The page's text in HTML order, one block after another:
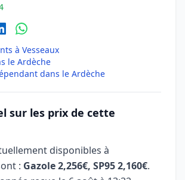
à Vesseaux
le Ardèche
dans le Ardèche
sur les prix de cette
disponibles à
: Gazole 2,256€, SP95 2,160€.